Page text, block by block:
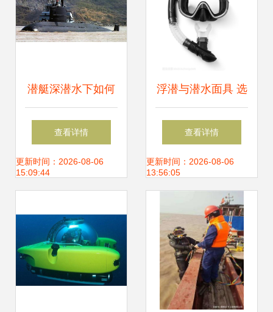
潜艇深潜水下如何
通风换气 特殊设备
可供100人呼吸
查看详情
更新时间：2026-08-06
15:09:44
浮潜与潜水面具 选
择最佳潜水设备的
专业指南
查看详情
更新时间：2026-08-06
13:56:05